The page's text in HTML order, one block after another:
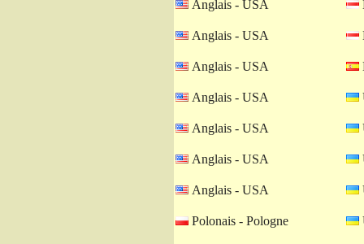
Anglais - USA
Anglais - USA
Anglais - USA
Anglais - USA
Anglais - USA
Anglais - USA
Anglais - USA
Polonais - Pologne